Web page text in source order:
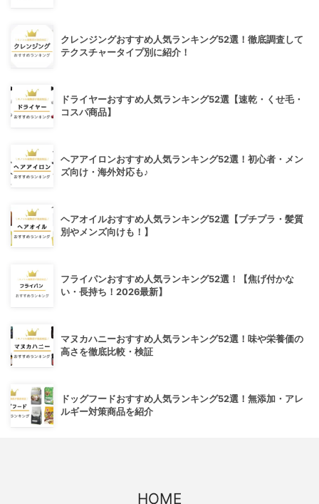
クレンジングおすすめ人気ランキング52選！徹底調査して
テクスチャータイプ別に紹介！
ドライヤーおすすめ人気ランキング52選【速乾・くせ毛・
コスパ商品】
ヘアアイロンおすすめ人気ランキング52選！初心者・メン
ズ向け・海外対応も♪
ヘアオイルおすすめ人気ランキング52選【プチプラ・髪質
別やメンズ向けも！】
フライパンおすすめ人気ランキング52選！【焦げ付かな
い・長持ち！2026最新】
マヌカハニーおすすめ人気ランキング52選！味や栄養価の
高さを徹底比較・検証
ドッグフードおすすめ人気ランキング52選！無添加・アレ
ルギー対策商品を紹介
HOME